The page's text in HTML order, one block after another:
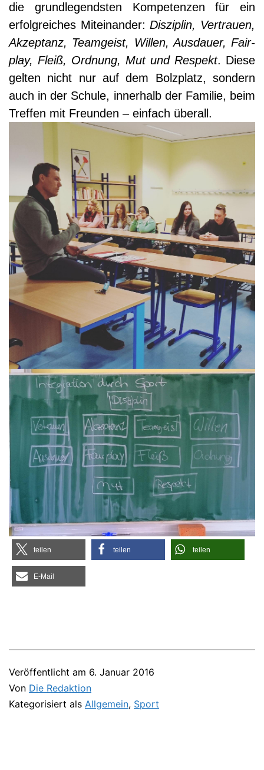
die grund­le­gends­ten Kom­pe­ten­zen für ein
erfolg­rei­ches Mit­ein­an­der:Dis­zi­plin, Ver­trau­en,
Akzep­tanz, Team­geist, Wil­len, Aus­dau­er, Fair­
play, Fleiß, Ord­nung, Mut und Respekt. Die­se
gel­ten nicht nur auf dem Bolz­platz, son­dern
auch in der Schu­le, inner­halb der Fami­lie, beim
Tref­fen mit Freun­den – ein­fach überall.
tei­len tei­len tei­len
E‑Mail
Veröffentlicht am 6. Januar 2016
Von Die Redaktion
Kategorisiert als Allgemein, Sport